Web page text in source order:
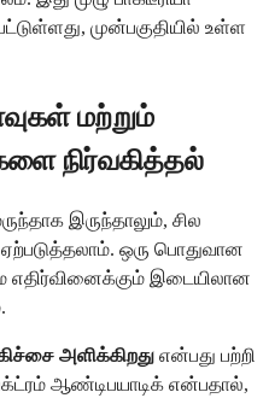
முன்பகுதியில் உள்ள
மற்றும்
நிர்வகித்தல்
இருந்தாலும், சில
ஒரு பொதுவான
எதிர்வினைக்கும் இடையிலான
அளிக்கிறது என்பது பற்றி
ஆண்டிபயாடிக் என்பதால்,